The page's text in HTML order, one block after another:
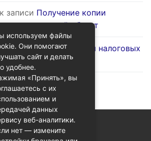
к записи Получение копии
на жилой объект
к записиОптимизация налоговых
госуслуги
используем файлы
Они помогают
сайт и делать
удобнее.
«Принять», вы
с их
и
данных
веб-аналитики.
нет — измените